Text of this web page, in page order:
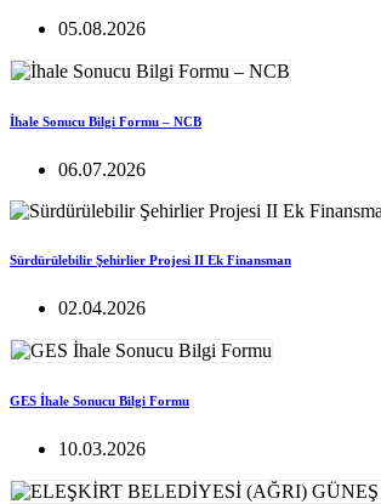
05.08.2026
İhale Sonucu Bilgi Formu – NCB
06.07.2026
Sürdürülebilir Şehirlier Projesi II Ek Finansman
02.04.2026
GES İhale Sonucu Bilgi Formu
10.03.2026